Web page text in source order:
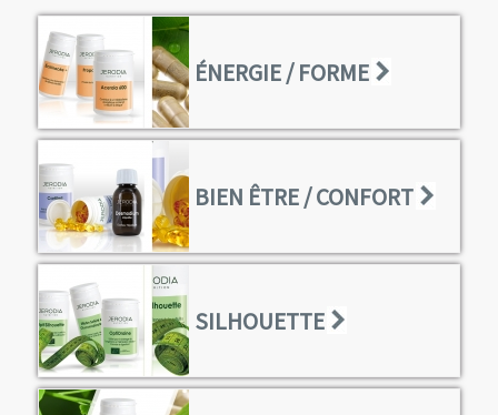
ÉNERGIE / FORME
BIEN ÊTRE / CONFORT
SILHOUETTE